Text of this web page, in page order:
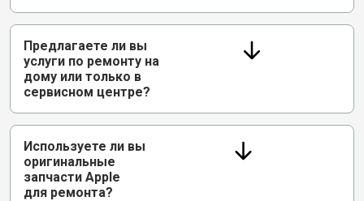
Предлагаете ли вы
услуги по ремонту на
дому или только в
сервисном центре?
Используете ли вы
оригинальные
запчасти Apple
для ремонта?